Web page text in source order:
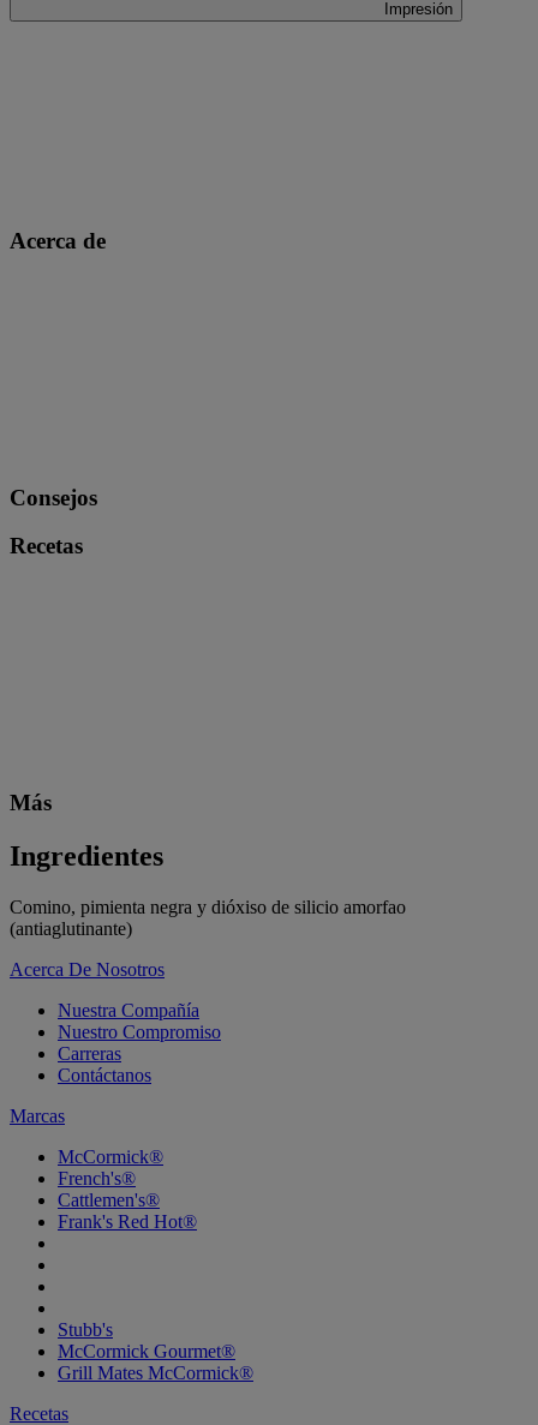
Impresión
Acerca de
Consejos
Recetas
Más
Ingredientes
Comino, pimienta negra y dióxiso de silicio amorfao
(antiaglutinante)
Acerca De Nosotros
Nuestra Compañía
Nuestro Compromiso
Carreras
Contáctanos
Marcas
McCormick®
French's®
Cattlemen's®
Frank's Red Hot®
Stubb's
McCormick Gourmet®
Grill Mates McCormick®
Recetas